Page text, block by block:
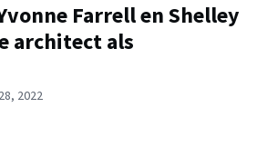
Farrell en Shelley
architect als
2022